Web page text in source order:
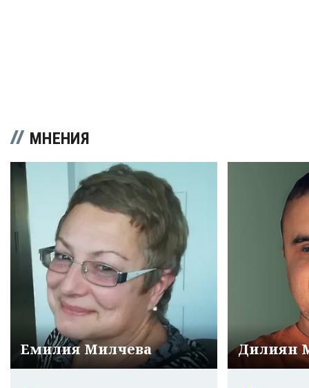
МНЕНИЯ
Емилия Милчева Дилиян